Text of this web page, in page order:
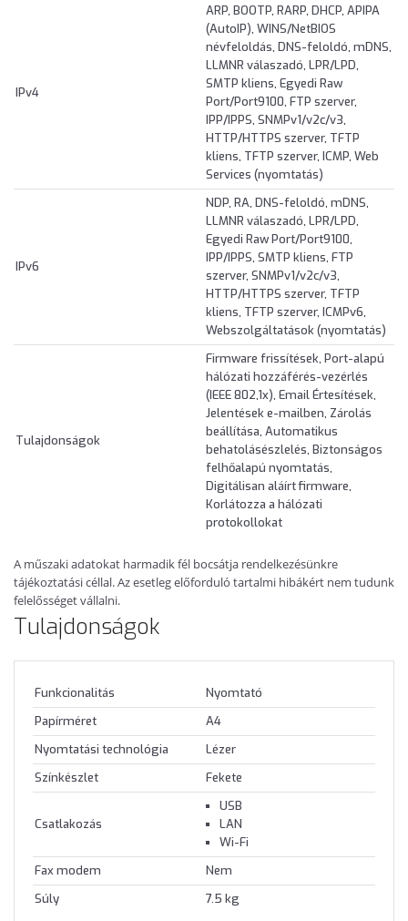
IPv4
ARP, BOOTP, RARP, DHCP, APIPA
(AutoIP), WINS/NetBIOS
névfeloldás, DNS-feloldó, mDNS,
LLMNR válaszadó, LPR/LPD,
SMTP kliens, Egyedi Raw
Port/Port9100, FTP szerver,
IPP/IPPS, SNMPv1/v2c/v3,
HTTP/HTTPS szerver, TFTP
kliens, TFTP szerver, ICMP, Web
Services (nyomtatás)
IPv6
NDP, RA, DNS-feloldó, mDNS,
LLMNR válaszadó, LPR/LPD,
Egyedi Raw Port/Port9100,
IPP/IPPS, SMTP kliens, FTP
szerver, SNMPv1/v2c/v3,
HTTP/HTTPS szerver, TFTP
kliens, TFTP szerver, ICMPv6,
Webszolgáltatások (nyomtatás)
Tulajdonságok
Firmware frissítések, Port-alapú
hálózati hozzáférés-vezérlés
(IEEE 802,1x), Email Értesítések,
Jelentések e-mailben, Zárolás
beállítása, Automatikus
behatolásészlelés, Biztonságos
felhőalapú nyomtatás,
Digitálisan aláírt firmware,
Korlátozza a hálózati
protokollokat
A műszaki adatokat harmadik fél bocsátja rendelkezésünkre
tájékoztatási céllal. Az esetleg előforduló tartalmi hibákért nem tudunk
felelősséget vállalni.
Tulajdonságok
Funkcionalitás
Nyomtató
Papírméret
A4
Nyomtatási technológia
Lézer
Színkészlet
Fekete
Csatlakozás
USB
LAN
Wi-Fi
Fax modem
Nem
Súly
7.5 kg